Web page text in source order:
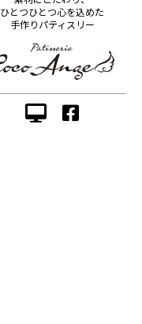
ひとつひとつ心を込めた
手作りパティスリー